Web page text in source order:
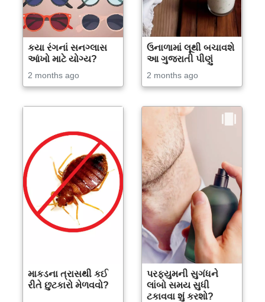
કયા રંગનાં સનગ્લાસ
આંખો માટે યોગ્ય?
2 months ago
ઉનાળામાં લૂથી બચાવશે
આ ગુજરાતી પીણું
2 months ago
માકડના ત્રાસથી કઈ
રીતે છુટકારો મેળવવો?
પરફ્યુમની સુગંધને
લાંબો સમય સુધી
ટકાવવા શું કરશો?